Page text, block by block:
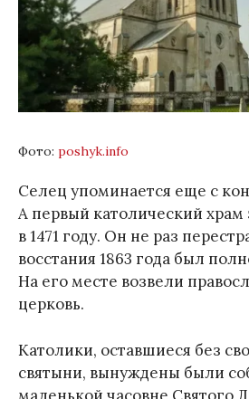
Фото: poshyk.infо
Селец упоминается еще с
А первый католический храм
в 1471 году. Он не раз
восстания 1863 года был
На его месте возвели
церковь.
Католики, оставшиеся без
святыни, вынуждены были